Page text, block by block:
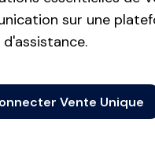
sur une
Vente Unique